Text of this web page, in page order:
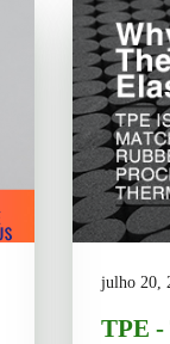
julho 20,
TPE